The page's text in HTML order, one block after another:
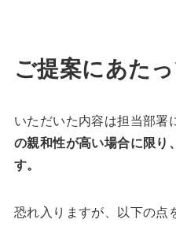
ご提案にあた
いただいた内容は担当部署
の親和性が高い場合に限り
す。
恐れ入りますが、以下の点